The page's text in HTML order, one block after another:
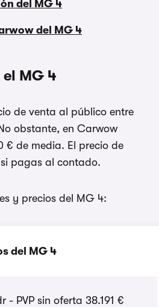
del MG 4
del MG 4
MG 4
de venta al público entre
obstante, en Carwow
€ de media. El precio de
pagas al contado.
y precios del MG 4:
del MG 4
- PVP sin oferta 38.191 €